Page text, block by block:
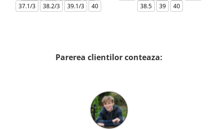
37.1/3
38.2/3 39.1/3 40
38.5
39 40
Parerea clientilor conteaza: